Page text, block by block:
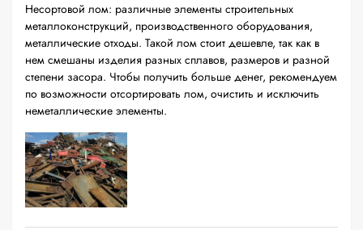
Несортовой лом: различные элементы строительных
металлоконструкций, производственного оборудования,
металлические отходы. Такой лом стоит дешевле, так как в
нем смешаны изделия разных сплавов, размеров и разной
степени засора. Чтобы получить больше денег, рекомендуем
по возможности отсортировать лом, очистить и исключить
неметаллические элементы.